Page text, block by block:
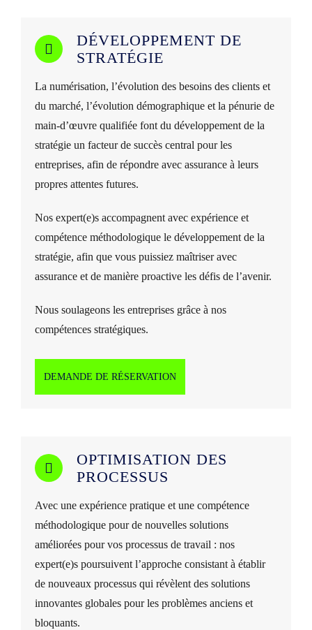
DÉVELOPPEMENT DE
STRATÉGIE
La numérisation, l’évolution des besoins des clients et
du marché, l’évolution démographique et la pénurie de
main-d’œuvre qualifiée font du développement de la
stratégie un facteur de succès central pour les
entreprises, afin de répondre avec assurance à leurs
propres attentes futures.
Nos expert(e)s accompagnent avec expérience et
compétence méthodologique le développement de la
stratégie, afin que vous puissiez maîtriser avec
assurance et de manière proactive les défis de l’avenir.
Nous soulageons les entreprises grâce à nos
compétences stratégiques.
DEMANDE DE RÉSERVATION
OPTIMISATION DES
PROCESSUS
Avec une expérience pratique et une compétence
méthodologique pour de nouvelles solutions
améliorées pour vos processus de travail : nos
expert(e)s poursuivent l’approche consistant à établir
de nouveaux processus qui révèlent des solutions
innovantes globales pour les problèmes anciens et
bloquants.